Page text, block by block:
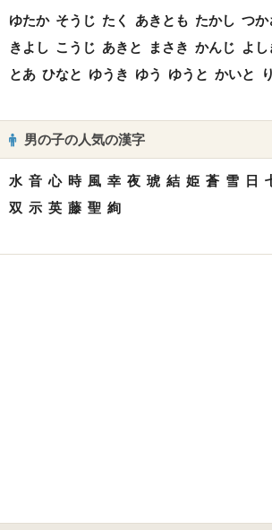
ゆたか そうじ たく あきとも たかし つか
きよし こうじ あきと まさき かんじ よし
とあ ひなと ゆうき ゆう ゆうと かいと
男の子の人気の漢字
水 音 心 時 風 幸 夜 琥 結 姫 蒼 雪 日
双 示 英 藤 聖 絢